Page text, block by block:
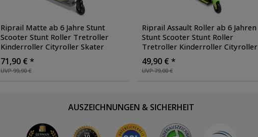
Riprail Matte ab 6 Jahre Stunt
Scooter Stunt Roller Tretroller
Kinderroller Cityroller Skater
Roller Freestyle für Tricks
Kickscooter
UVP 99,90 €
71,90 € *
Riprail Assault Roller ab 6 Jahren
Stunt Scooter Stunt Roller
Tretroller Kinderroller Cityroller
Skater Roller Freestyle für Tricks
Kickscooter
UVP 79,00 €
49,90 € *
AUSZEICHNUNGEN & SICHERHEIT